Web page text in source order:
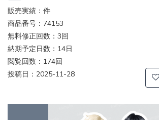
販売実績：件
商品番号：74153
無料修正回数：3回
納期予定日数：14日
閲覧回数：174回
投稿日：2025-11-28